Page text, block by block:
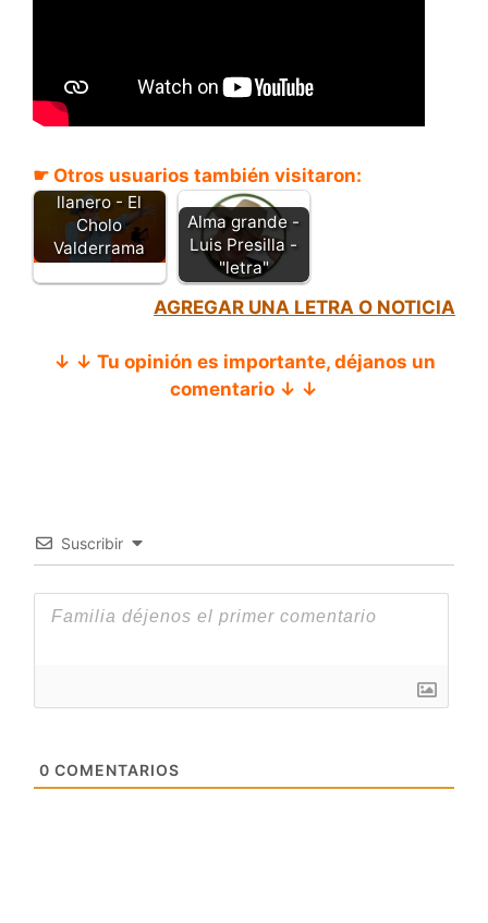
☛ Otros usuarios también visitaron:
Será que si soy
llanero - El
Cholo
Valderrama
Alma grande -
Luis Presilla -
"letra"
AGREGAR UNA LETRA O NOTICIA
↓ ↓ Tu opinión es importante, déjanos un
comentario ↓ ↓
Suscribir
0 COMENTARIOS